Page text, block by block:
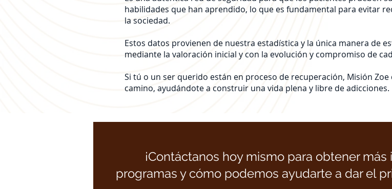
habilidades que han aprendido, lo que es fundamental para evitar
la sociedad.
Estos datos provienen de nuestra estadística y la única manera de
mediante la valoración inicial y con la evolución y compromiso de
Si tú o un ser querido están en proceso de recuperación, Misión
camino, ayudándote a construir una vida plena y libre de adicciones.
¡Contáctanos hoy mismo para obtener
programas y cómo podemos ayudarte a dar el